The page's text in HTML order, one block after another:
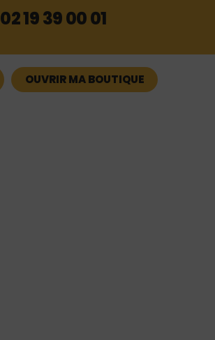
02 19 39 00 01
OUVRIR MA BOUTIQUE